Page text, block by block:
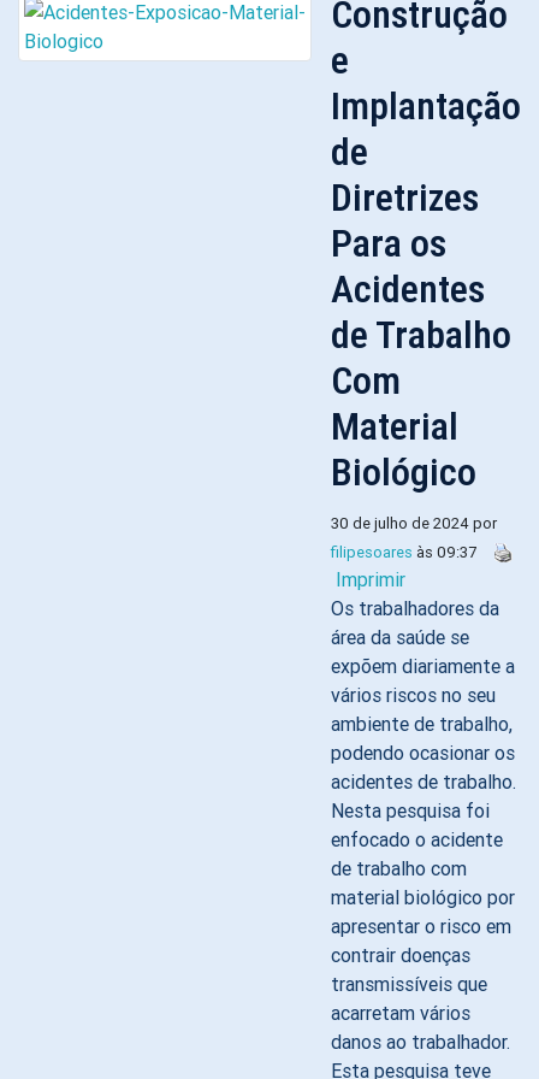
Construção
e
Implantação
de
Diretrizes
Para os
Acidentes
de Trabalho
Com
Material
Biológico
30 de julho de 2024 por
filipesoares às 09:37
Imprimir
Os trabalhadores da
área da saúde se
expõem diariamente a
vários riscos no seu
ambiente de trabalho,
podendo ocasionar os
acidentes de trabalho.
Nesta pesquisa foi
enfocado o acidente
de trabalho com
material biológico por
apresentar o risco em
contrair doenças
transmissíveis que
acarretam vários
danos ao trabalhador.
Esta pesquisa teve